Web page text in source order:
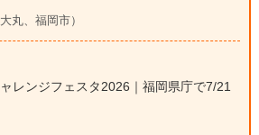
丸、福岡市）
レンジフェスタ2026｜福岡県庁で7/21